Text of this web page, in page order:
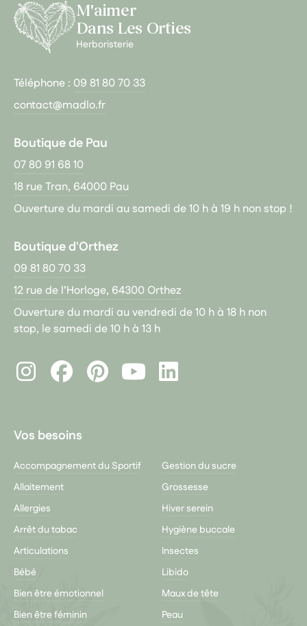
M'aimer
Dans Les Orties
Herboristerie
Téléphone : 09 81 80 70 33
contact@madlo.fr
Boutique de Pau
07 80 91 68 10
18 rue Tran, 64000 Pau
Ouverture du mardi au samedi de 10 h à 19 h non stop !
Boutique d'Orthez
09 81 80 70 33
12 rue de l’Horloge, 64300 Orthez
Ouverture du mardi au vendredi de 10 h à 18 h non
stop, le samedi de 10 h à 13 h
InstagramFacebookPinterest
LinkedIn
Vos besoins
Accompagnement du Sportif
Allaitement
Allergies
Arrêt du tabac
Articulations
Bébé
Bien être émotionnel
Bien être féminin
Gestion du sucre
Grossesse
Hiver serein
Hygiène buccale
Insectes
Libido
Maux de tête
Peau